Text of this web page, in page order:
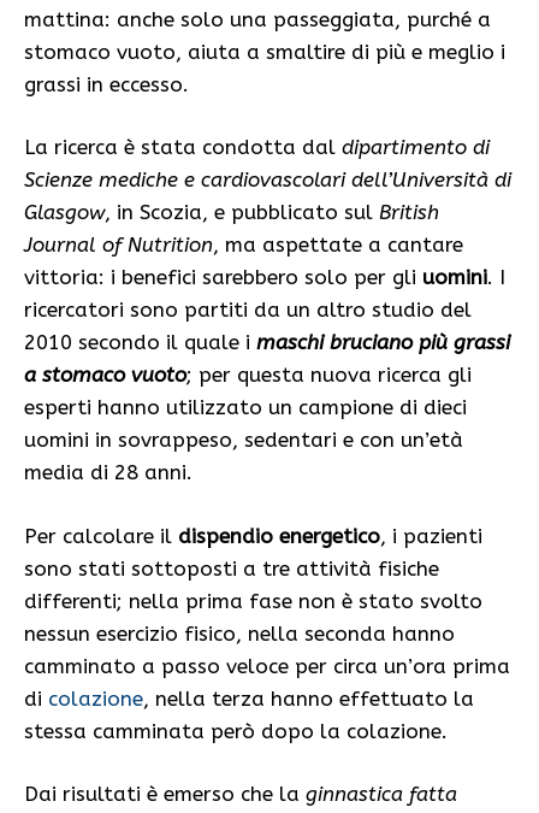
mattina: anche solo una passeggiata, purché a
stomaco vuoto, aiuta a smaltire di più e meglio i
grassi in eccesso.
La ricerca è stata condotta dal dipartimento di
Scienze mediche e cardiovascolari dell’Università di
Glasgow, in Scozia, e pubblicato sul British
Journal of Nutrition, ma aspettate a cantare
vittoria: i benefici sarebbero solo per gli uomini. I
ricercatori sono partiti da un altro studio del
2010 secondo il quale i maschi bruciano più grassi
a stomaco vuoto; per questa nuova ricerca gli
esperti hanno utilizzato un campione di dieci
uomini in sovrappeso, sedentari e con un’età
media di 28 anni.
Per calcolare il dispendio energetico, i pazienti
sono stati sottoposti a tre attività fisiche
differenti; nella prima fase non è stato svolto
nessun esercizio fisico, nella seconda hanno
camminato a passo veloce per circa un’ora prima
di colazione, nella terza hanno effettuato la
stessa camminata però dopo la colazione.
Dai risultati è emerso che la ginnastica fatta